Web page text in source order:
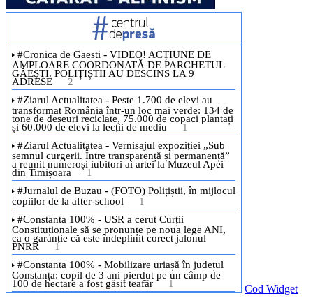
Cod Widget